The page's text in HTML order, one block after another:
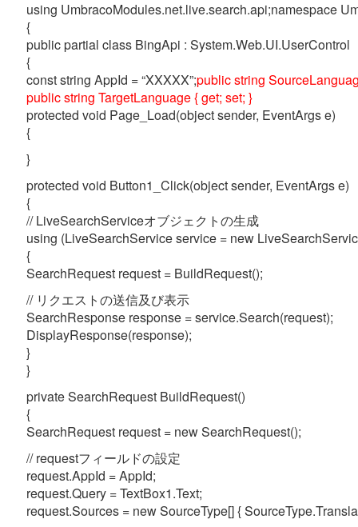
using UmbracoModules.net.live.search.api;namespace
{
public partial class BingApi : System.Web.UI.UserControl
{
const string AppId = “XXXXX”;public string
public string TargetLanguage { get; set; }
protected void Page_Load(object sender, EventArgs e)
{
}
protected void Button1_Click(object sender, EventArgs e)
{
// LiveSearchServiceオブジェクトの生成
using (LiveSearchService service = new
{
SearchRequest request = BuildRequest();
// リクエストの送信及び表示
SearchResponse response = service.Search(request);
DisplayResponse(response);
}
}
private SearchRequest BuildRequest()
{
SearchRequest request = new SearchRequest();
// requestフィールドの設定
request.AppId = AppId;
request.Query = TextBox1.Text;
request.Sources = new SourceType[] {